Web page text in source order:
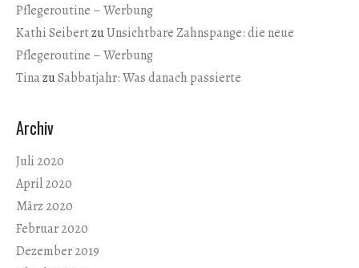
Pflegeroutine – Werbung
Kathi SeibertzuUnsichtbare Zahnspange: die neue
Pflegeroutine – Werbung
TinazuSabbatjahr: Was danach passierte
Archiv
Juli 2020
April 2020
März 2020
Februar 2020
Dezember 2019